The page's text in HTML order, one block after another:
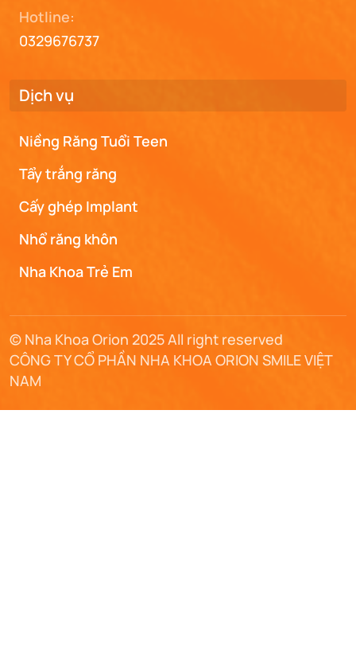
Hotline:
0329676737
Dịch vụ
Niềng Răng Tuổi Teen
Tẩy trắng răng
Cấy ghép Implant
Nhổ răng khôn
Nha Khoa Trẻ Em
© Nha Khoa Orion 2025 All right reserved
CÔNG TY CỔ PHẦN NHA KHOA ORION SMILE VIỆT
NAM